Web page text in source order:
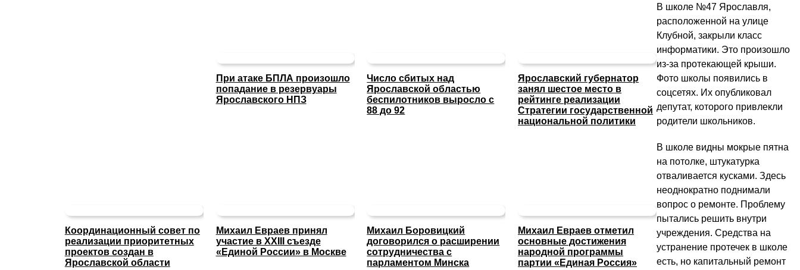
При атаке БПЛА произошло
попадание в резервуары
Ярославского НПЗ
Число сбитых над
Ярославской областью
беспилотников выросло с
88 до 92
Ярославский губернатор
занял шестое место в
рейтинге реализации
Стратегии государственной
национальной политики
Координационный совет по
реализации приоритетных
проектов создан в
Ярославской области
Михаил Евраев принял
участие в XXIII съезде
«Единой России» в Москве
Михаил Боровицкий
договорился о расширении
сотрудничества с
парламентом Минска
Михаил Евраев отметил
основные достижения
народной программы
партии «Единая Россия»
В школе №47 Ярославля,
расположенной на улице
Клубной, закрыли класс
информатики. Это произошло
из-за протекающей крыши.
Фото школы появились в
соцсетях. Их опубликовал
депутат, которого привлекли
родители школьников.
В школе видны мокрые пятна
на потолке, штукатурка
отваливается кусками. Здесь
неоднократно поднимали
вопрос о ремонте. Проблему
пытались решить внутри
учреждения. Средства на
устранение протечек в школе
есть, но капитальный ремонт